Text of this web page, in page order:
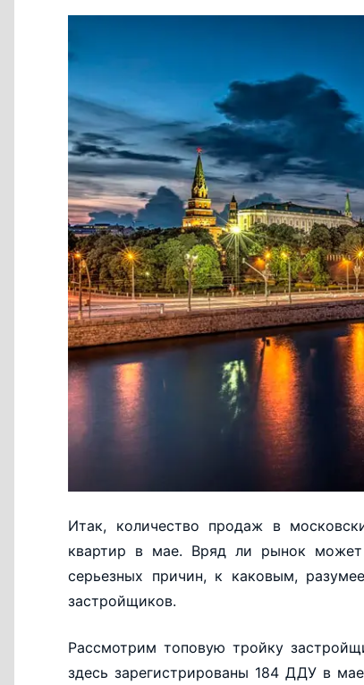
Итак, количество продаж в
квартир в мае. Вряд ли рынок может
серьезных причин, к каковым,
застройщиков.
Рассмотрим топовую тройку
здесь зарегистрированы 184 ДДУ в